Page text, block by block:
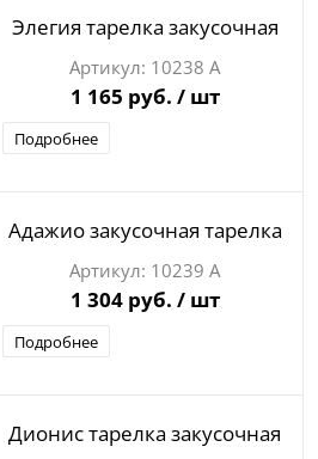
Элегия тарелка закусочная
10238 А
1 165 руб. / шт
Подробнее
Адажио закусочная тарелка
10239 А
1 304 руб. / шт
Подробнее
Дионис тарелка закусочная